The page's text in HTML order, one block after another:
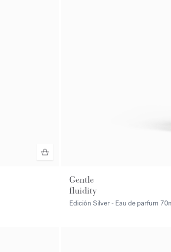
Gentle
fluidity
Edición Silver - Eau de parfum